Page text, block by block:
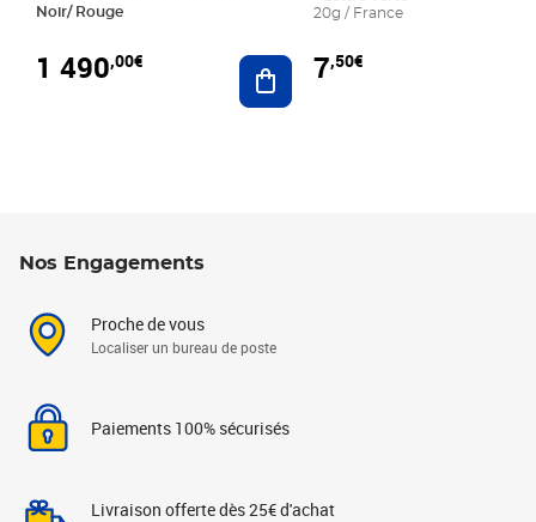
Noir/ Rouge
1 490,00€ Ajouter au panier
20g / France
7,50€
Nos Engagements
Proche de vous
Localiser un bureau de poste
Paiements 100% sécurisés
Livraison offerte dès 25€ d'achat